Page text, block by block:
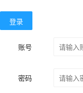
登录
账号
密码